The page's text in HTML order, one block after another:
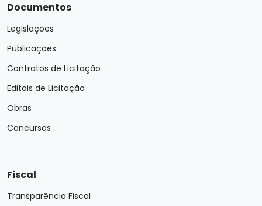
Documentos
Legislações
Publicações
Contratos de Licitação
Editais de Licitação
Obras
Concursos
Fiscal
Transparência Fiscal